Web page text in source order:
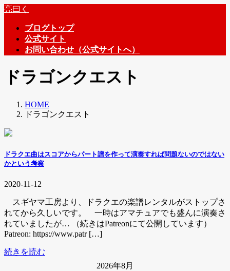
コ
ス
キ
ナ
ン
に
亮曰く
ブログトップ
公式サイト
お問い合わせ（公式サイトへ）
ドラゴンクエスト
HOME
ドラゴンクエスト
ドラクエ曲はスコアからパート譜を作って演奏すれば問題ないのではない
かという考察
2020-11-12
スギヤマ工房より、ドラクエの楽譜レンタルがストップさ
れてから久しいです。 一時はアマチュアでも盛んに演奏さ
れていましたが… （続きはPatreonにて公開しています）
Patreon: https://www.patr […]
続きを読む
2026年8月